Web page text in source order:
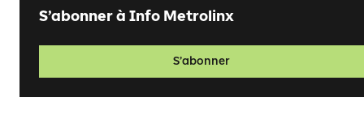
S’abonner à Info Metrolinx
S’abonner